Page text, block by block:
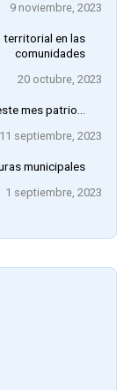
9 noviembre, 2023
territorial en las
comunidades
20 octubre, 2023
mes patrio…
11 septiembre, 2023
municipales
1 septiembre, 2023